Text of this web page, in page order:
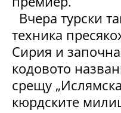
Вчера турски
техника
Сирия и
кодовото
срещу
кюрдските